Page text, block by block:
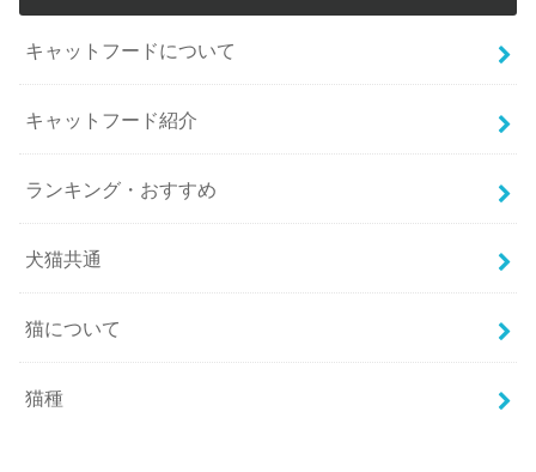
キャットフードについて
キャットフード紹介
ランキング・おすすめ
犬猫共通
猫について
猫種